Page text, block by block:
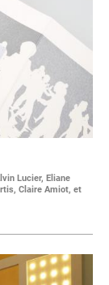
Lucier, Eliane
Claire Amiot, et